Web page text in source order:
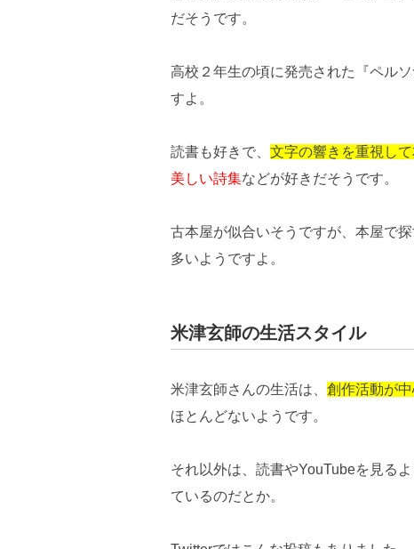
だそうです。
高校２年生の頃に発売された『ペルソ
すよ。
読書も好きで、 文字の響きを重視し
美しい詩集などが好きだそうです。
古本屋が似合いそうですが、本屋で
多いようですよ。
米津玄師の生活スタイル
米津玄師さんの生活は、 創作活動が
ほとんどないようです。
それ以外は、読書やYouTubeを見るよ
ているのだとか。